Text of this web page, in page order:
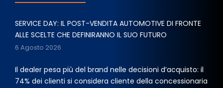
SERVICE DAY: IL POST-VENDITA AUTOMOTIVE DI FRONTE
ALLE SCELTE CHE DEFINIRANNO IL SUO FUTURO
6 Agosto 2026
Il dealer pesa più del brand nelle decisioni d’acquisto: il
74% dei clienti si considera cliente della concessionaria